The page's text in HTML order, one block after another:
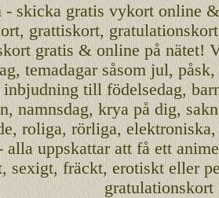
- skicka gratis vykort online
, grattiskort,gratulationskort
gratis & online på nätet!
temadagar såsom jul,påsk,
inbjudning tillfödelsedag,
, namnsdag, krya på dig,
,roliga, rörliga,elektroniska
uppskattar att få ett
,sexigt,fräckt, erotiskt eller
gratulationskort